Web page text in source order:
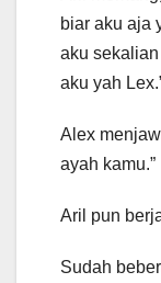
biar aku aja
aku
aku yah
Alex
ayah kamu.”
Aril pun
Sudah